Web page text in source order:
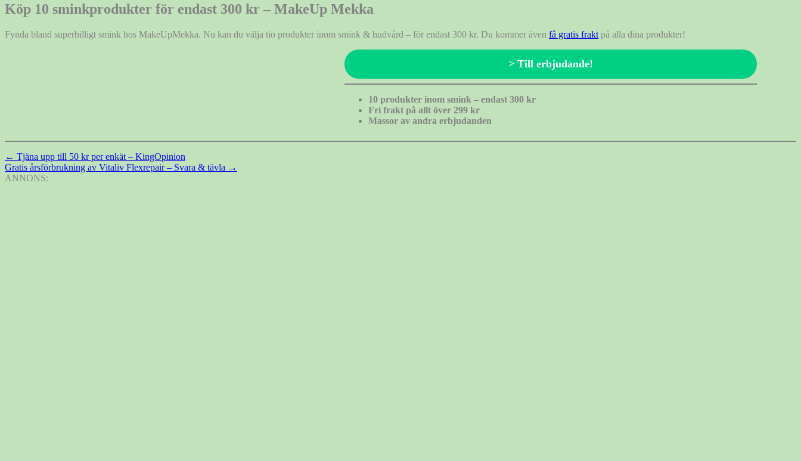
Köp 10 sminkprodukter för endast 300 kr – MakeUp Mekka
Fynda bland superbilligt smink hos MakeUpMekka. Nu kan du välja tio produkter inom smink & hudvård – för endast 300 kr. Du kommer även få gratis frakt på alla dina produkter!
> Till erbjudande!
10 produkter inom smink – endast 300 kr
Fri frakt på allt över 299 kr
Massor av andra erbjudanden
Inläggsnavigering
← Tjäna upp till 50 kr per enkät – KingOpinion
Gratis årsförbrukning av Vitaliv Flexrepair – Svara & tävla →
ANNONS: